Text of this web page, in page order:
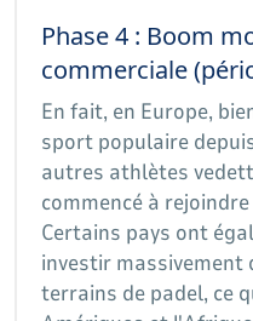
Phase 4 : Boom
commerciale
En fait, en Europe,
sport populaire
autres athlètes
commencé à
Certains pays ont
investir
terrains de padel, ce